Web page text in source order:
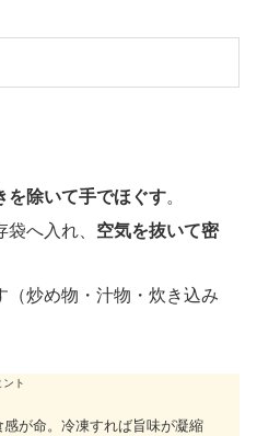
を除いて手でほぐす。
へ入れ、 空気を抜いて密
（炒め物・汁物・炊き込み
ト
が命。冷凍すれば旨味が凝縮